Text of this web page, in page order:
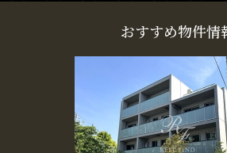
おすすめ物件情